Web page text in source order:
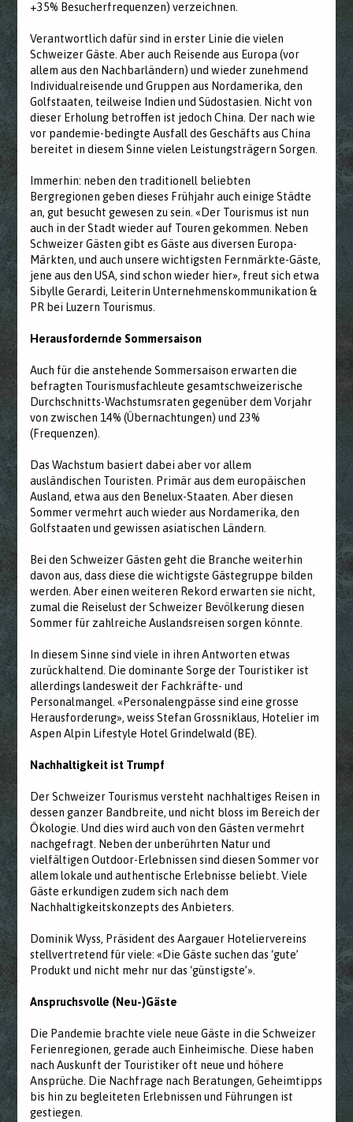
+35% Besucherfrequenzen) verzeichnen.
Verantwortlich dafür sind in erster Linie die vielen
Schweizer Gäste. Aber auch Reisende aus Europa (vor
allem aus den Nachbarländern) und wieder zunehmend
Individualreisende und Gruppen aus Nordamerika, den
Golfstaaten, teilweise Indien und Südostasien. Nicht von
dieser Erholung betroffen ist jedoch China. Der nach wie
vor pandemie-bedingte Ausfall des Geschäfts aus China
bereitet in diesem Sinne vielen Leistungsträgern Sorgen.
Immerhin: neben den traditionell beliebten
Bergregionen geben dieses Frühjahr auch einige Städte
an, gut besucht gewesen zu sein. «Der Tourismus ist nun
auch in der Stadt wieder auf Touren gekommen. Neben
Schweizer Gästen gibt es Gäste aus diversen Europa-
Märkten, und auch unsere wichtigsten Fernmärkte-Gäste,
jene aus den USA, sind schon wieder hier», freut sich etwa
Sibylle Gerardi, Leiterin Unternehmenskommunikation &
PR bei Luzern Tourismus.
Herausfordernde Sommersaison
Auch für die anstehende Sommersaison erwarten die
befragten Tourismusfachleute gesamtschweizerische
Durchschnitts-Wachstumsraten gegenüber dem Vorjahr
von zwischen 14% (Übernachtungen) und 23%
(Frequenzen).
Das Wachstum basiert dabei aber vor allem
ausländischen Touristen. Primär aus dem europäischen
Ausland, etwa aus den Benelux-Staaten. Aber diesen
Sommer vermehrt auch wieder aus Nordamerika, den
Golfstaaten und gewissen asiatischen Ländern.
Bei den Schweizer Gästen geht die Branche weiterhin
davon aus, dass diese die wichtigste Gästegruppe bilden
werden. Aber einen weiteren Rekord erwarten sie nicht,
zumal die Reiselust der Schweizer Bevölkerung diesen
Sommer für zahlreiche Auslandsreisen sorgen könnte.
In diesem Sinne sind viele in ihren Antworten etwas
zurückhaltend. Die dominante Sorge der Touristiker ist
allerdings landesweit der Fachkräfte- und
Personalmangel. «Personalengpässe sind eine grosse
Herausforderung», weiss Stefan Grossniklaus, Hotelier im
Aspen Alpin Lifestyle Hotel Grindelwald (BE).
Nachhaltigkeit ist Trumpf
Der Schweizer Tourismus versteht nachhaltiges Reisen in
dessen ganzer Bandbreite, und nicht bloss im Bereich der
Ökologie. Und dies wird auch von den Gästen vermehrt
nachgefragt. Neben der unberührten Natur und
vielfältigen Outdoor-Erlebnissen sind diesen Sommer vor
allem lokale und authentische Erlebnisse beliebt. Viele
Gäste erkundigen zudem sich nach dem
Nachhaltigkeitskonzepts des Anbieters.
Dominik Wyss, Präsident des Aargauer Hoteliervereins
stellvertretend für viele: «Die Gäste suchen das ‘gute’
Produkt und nicht mehr nur das ‘günstigste’».
Anspruchsvolle (Neu-)Gäste
Die Pandemie brachte viele neue Gäste in die Schweizer
Ferienregionen, gerade auch Einheimische. Diese haben
nach Auskunft der Touristiker oft neue und höhere
Ansprüche. Die Nachfrage nach Beratungen, Geheimtipps
bis hin zu begleiteten Erlebnissen und Führungen ist
gestiegen.